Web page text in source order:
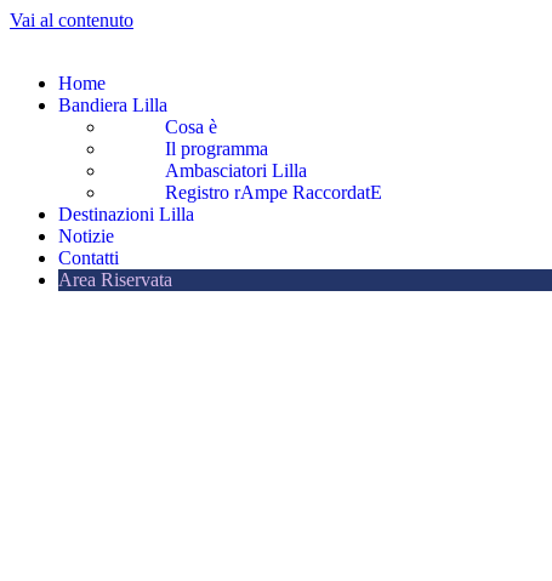
Vai al contenuto
Home
Bandiera Lilla
Cosa è
Il programma
Ambasciatori Lilla
Registro rAmpe RaccordatE
Destinazioni Lilla
Notizie
Contatti
Area Riservata